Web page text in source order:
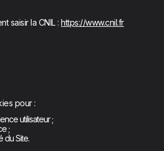
saisir la CNIL :https://www.cnil.fr
pour :
utilisateur ;
;
du Site.